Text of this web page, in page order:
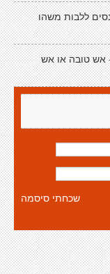
ללבות משהו
אש טובה או אש
שכחתי סיסמה